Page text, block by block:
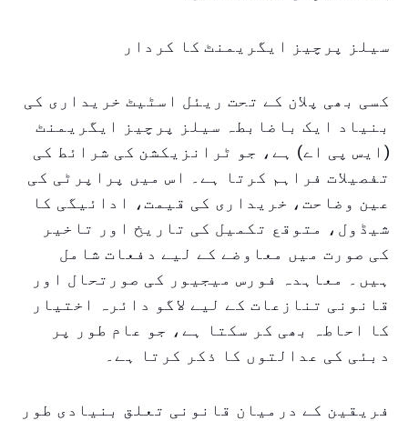
سیلز پرچیز ایگریمنٹ کا کردار
کسی بھی پلان کے تحت ریئل اسٹیٹ خریداری کی
بنیاد ایک باضابطہ سیلز پرچیز ایگریمنٹ
(ایس پی اے) ہے، جو ٹرانزیکشن کی شرائط کی
تفصیلات فراہم کرتا ہے۔ اس میں پراپرٹی کی
عین وضاحت، خریداری کی قیمت، ادائیگی کا
شیڈول، متوقع تکمیل کی تاریخ اور تاخیر
کی صورت میں معاوضے کے لیے دفعات شامل
ہیں۔ معاہدہ فورس میجیور کی صورتحال اور
قانونی تنازعات کے لیے لاگو دائرہ اختیار
کا احاطہ بھی کر سکتا ہے، جو عام طور پر
دبئی کی عدالتوں کا ذکر کرتا ہے۔
فریقین کے درمیان قانونی تعلق بنیادی طور